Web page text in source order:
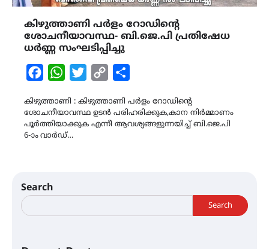
കിഴുത്താണി പർളം റോഡിൻ്റെ
ശോചനീയാവസ്ഥ- ബി.ജെ.പി പ്രതിഷേധ
ധർണ്ണ സംഘടിപ്പിച്ചു
FacebookWhatsAppTwitterCopy
കിഴുത്താണി : കിഴുത്താണി പർളം റോഡിൻ്റെ
ശോചനീയാവസ്ഥ ഉടൻ പരിഹരിക്കുക,കാന നിർമ്മാണം
പൂർത്തിയാക്കുക എന്നീ ആവശ്യങ്ങളുന്നയിച്ച് ബി.ജെ.പി
6-ാം വാർഡ്…
Search
Search